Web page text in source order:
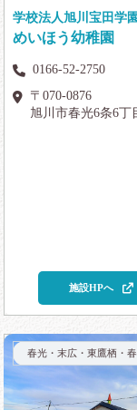
学校法人旭川宝田学園
めいほう幼稚園
0166-52-2750
〒070-0876
旭川市春光6条6丁
施設HPへ
春光・末広・東鷹栖・